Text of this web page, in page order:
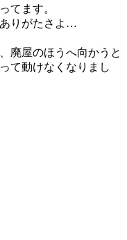
てます。
りがたさよ…
廃屋のほうへ向かうと
て動けなくなりまし